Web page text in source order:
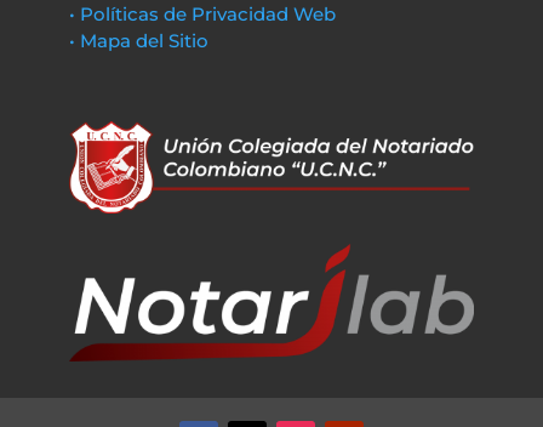
• Políticas de Privacidad Web
• Mapa del Sitio